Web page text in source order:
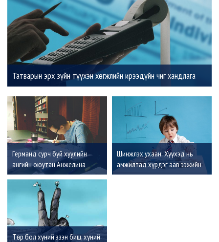
Татварын эрх зүйн түүхэн хөгжлийн ирээдүйн чиг хандлага
Германд сурч буй хуулийн
ангийн оюутан Анжелина
Солонго: Хуульчдыг татварын
эрх зүйгээр мэргэшихэд нь
хувь нэмрээ оруулна
Шинжлэх ухаан: Хүүхэд нь
амжилтад хүрдэг аав ээжийн
нийтлэг шинжүүд
Төр бол хүний эзэн биш, хүний